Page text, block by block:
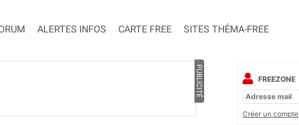
ALERTES INFOS CARTE FREE SITES THÉMA-FREE
PUBLICITÉ
FREEZONE
Créer un compte